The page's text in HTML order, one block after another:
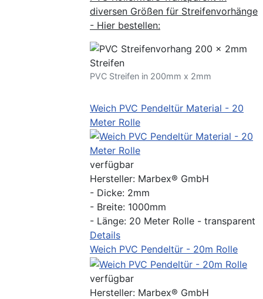
diversen Größen für Streifenvorhänge
- Hier bestellen:
PVC Streifen in 200mm x 2mm
Weich PVC Pendeltür Material - 20
Meter Rolle
verfügbar
Hersteller: Marbex® GmbH
- Dicke: 2mm
- Breite: 1000mm
- Länge: 20 Meter Rolle - transparent
Details
Weich PVC Pendeltür - 20m Rolle
verfügbar
Hersteller: Marbex® GmbH